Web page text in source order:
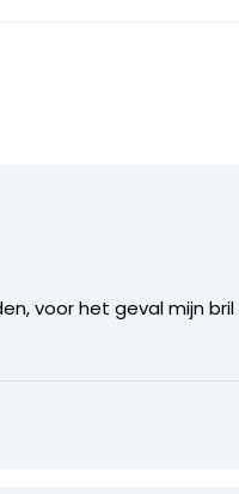
voor het geval mijn bril